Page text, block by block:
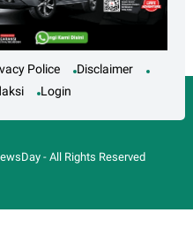
Police
Disclaimer
Login
- All Rights Reserved